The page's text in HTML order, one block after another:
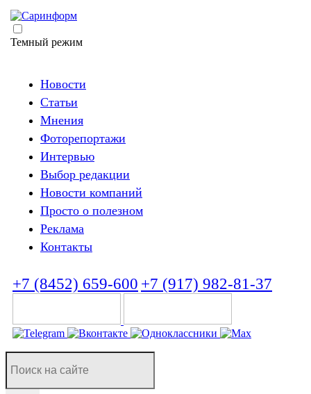
Темный режим
Новости
Статьи
Мнения
Фоторепортажи
Интервью
Выбор редакции
Новости компаний
Просто о полезном
Реклама
Контакты
+7 (8452) 659-600 +7 (917) 982-81-37